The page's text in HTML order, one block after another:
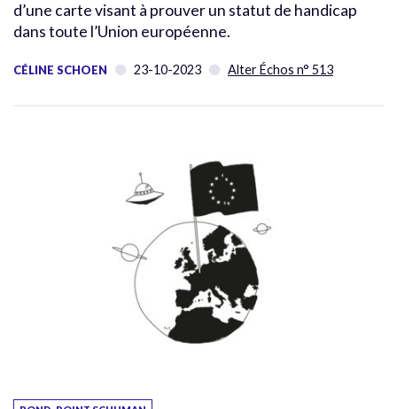
d’une carte visant à prouver un statut de handicap
dans toute l’Union européenne.
CÉLINE SCHOEN 23-10-2023 Alter Échos n° 513